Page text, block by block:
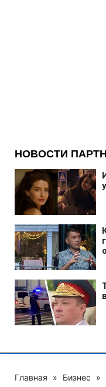
Главная » Бизнес »